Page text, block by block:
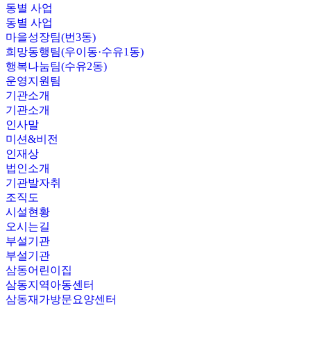
동별 사업
동별 사업
마을성장팀(번3동)
희망동행팀(우이동·수유1동)
행복나눔팀(수유2동)
운영지원팀
기관소개
기관소개
인사말
미션&비전
인재상
법인소개
기관발자취
조직도
시설현황
오시는길
부설기관
부설기관
삼동어린이집
삼동지역아동센터
삼동재가방문요양센터